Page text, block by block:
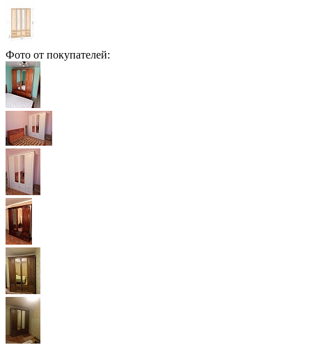
Фото от покупателей: